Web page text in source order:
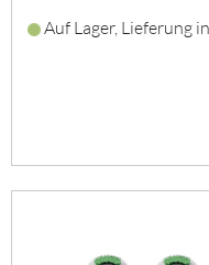
Auf Lager, Lieferung